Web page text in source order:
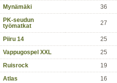
Mynämäki 36
PK-seudun
työmatkat
27
Piiru 14
25
Vappugospel XXL
25
Ruisrock
19
Atlas 16